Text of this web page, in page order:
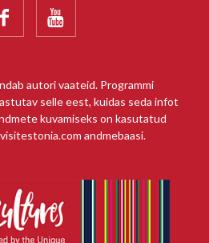
 
autori vaateid. Programmi
selle eest, kuidas seda infot
kuvamiseks on kasutatud
andmebaasi.